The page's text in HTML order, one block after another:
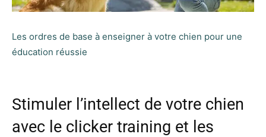
Les ordres de base à enseigner à votre chien pour une
éducation réussie
Stimuler l’intellect de votre chien
avec le clicker training et les